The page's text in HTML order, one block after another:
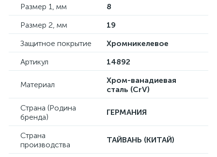
Размер 1, мм
8
Размер 2, мм
19
Защитное покрытие
Хромникелевое
Артикул
14892
Материал
Хром-ванадиевая
сталь (CrV)
Страна (Родина
бренда)
ГЕРМАНИЯ
Страна
производства
ТАЙВАНЬ (КИТАЙ)